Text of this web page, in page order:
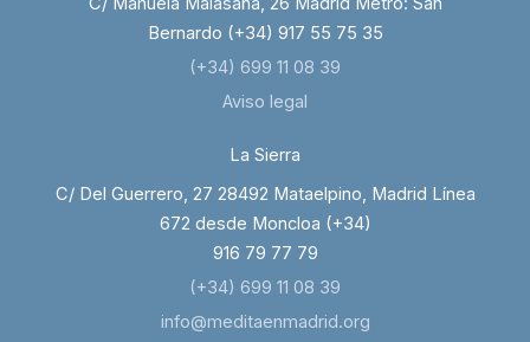
Bernardo (+34) 917 55 75 35
(+34) 699 11 08 39
Aviso legal
La Sierra
C/ Del Guerrero, 27 28492 Mataelpino, Madrid Línea
672 desde Moncloa (+34)
916 79 77 79
(+34) 699 11 08 39
info@meditaenmadrid.org